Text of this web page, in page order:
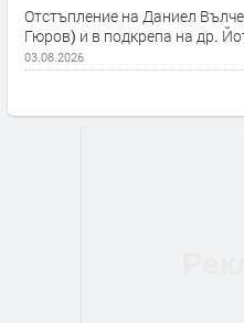
Отстъпление на Даниел
Гюров) и в подкрепа на др.
03.08.2026